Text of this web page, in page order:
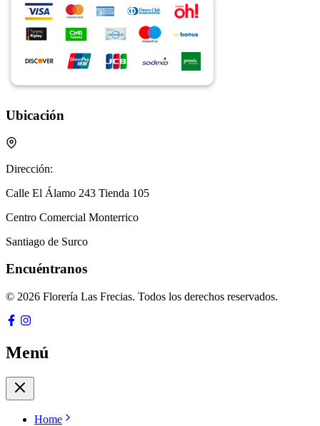
Ubicación
Dirección:
Calle El Álamo 243 Tienda 105
Centro Comercial Monterrico
Santiago de Surco
Encuéntranos
© 2026 Florería Las Frecias. Todos los derechos reservados.
Menú
Home